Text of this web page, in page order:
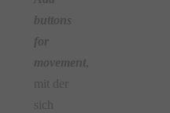
buttons
for
movement
mit der
sich